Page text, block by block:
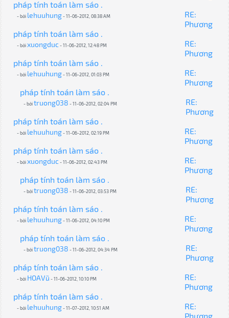
pháp tính toán làm sáo .
- bởi lehuuhung- 11-06-2012, 08:38 AM
RE:
Phương
pháp tính toán làm sáo .
- bởixuongduc- 11-06-2012, 12:48 PM
RE:
Phương
pháp tính toán làm sáo .
- bởi lehuuhung- 11-06-2012, 01:03 PM
RE:
Phương
pháp tính toán làm sáo .
- bởitruong038 - 11-06-2012, 02:04 PM
RE:
Phương
pháp tính toán làm sáo .
- bởi lehuuhung- 11-06-2012, 02:19 PM
RE:
Phương
pháp tính toán làm sáo .
- bởixuongduc- 11-06-2012, 02:43 PM
RE:
Phương
pháp tính toán làm sáo .
- bởitruong038 - 11-06-2012, 03:53 PM
RE:
Phương
pháp tính toán làm sáo .
- bởi lehuuhung- 11-06-2012, 04:10 PM
RE:
Phương
pháp tính toán làm sáo .
- bởitruong038 - 11-06-2012, 04:34 PM
RE:
Phương
pháp tính toán làm sáo .
- bởi HOAVũ - 11-06-2012, 10:10 PM
RE:
Phương
pháp tính toán làm sáo .
- bởi lehuuhung- 11-07-2012, 10:51 AM
RE:
Phương